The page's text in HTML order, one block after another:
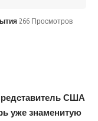
266 Просмотров
США
уже знаменитую